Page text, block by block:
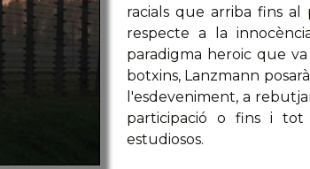
racials que arriba fins al
respecte a la
paradigma heroic que
botxins, Lanzmann
l'esdeveniment, a
participació o fins i tot
estudiosos.